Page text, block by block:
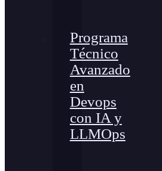
Programa
Técnico
Avanzado
en
Devops
con IA y
LLMOps